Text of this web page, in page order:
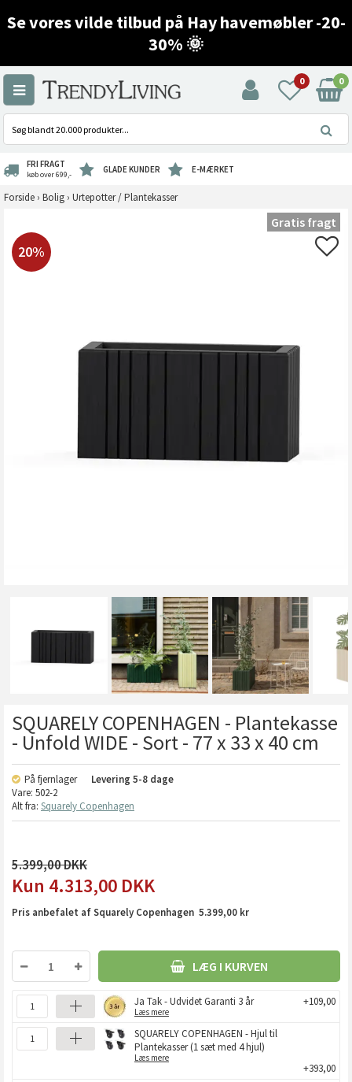
Se vores vilde tilbud på Hay havemøbler -20-
30% 🌞
0 0
FRI FRAGT
køb over 699,- GLADE KUNDER E-MÆRKET
Forside › Bolig › Urtepotter / Plantekasser
20%
Gratis fragt
SQUARELY COPENHAGEN - Plantekasse
- Unfold WIDE - Sort - 77 x 33 x 40 cm
På fjernlager Levering 5-8 dage
Vare: 502-2
Alt fra: Squarely Copenhagen
5.399,00
4.313,00 DKK
Pris anbefalet af Squarely Copenhagen 5.399,00 kr
LÆG I KURVEN
Ja Tak - Udvidet Garanti 3 år
Læs mere
+109,00
SQUARELY COPENHAGEN - Hjul til
Plantekasser (1 sæt med 4 hjul)
Læs mere
+393,00